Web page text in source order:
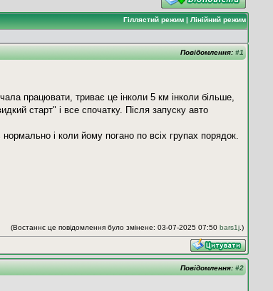
Гіллястий режим|Лінійний режим
Повідомлення: #1
працювати, триває це інколи 5 км інколи більше,
старт" і все спочатку. Після запуску авто
і коли йому погано по всіх групах порядок.
(Востаннє це повідомлення було змінене: 03-07-2025 07:50 bars1j.)
Повідомлення: #2